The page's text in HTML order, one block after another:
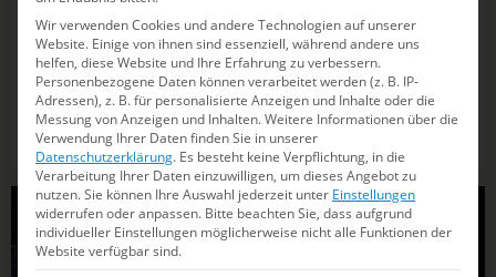
München
Klasse Stimmung bei der JEM in der Olympia-
Schwimmhalle: Warum die Bundestrainerin beim Auftritt
des DSV-Teams sogar die Becker-Faust auspackte.
SYNCHRONSCHWIMMEN
Wir verwenden Cookies und andere Technologien auf unserer
Website. Einige von ihnen sind essenziell, während andere uns
helfen, diese Website und Ihre Erfahrung zu verbessern.
Personenbezogene Daten können verarbeitet werden (z. B. IP-
Adressen), z. B. für personalisierte Anzeigen und Inhalte oder die
Messung von Anzeigen und Inhalten.Weitere Informationen über die
Verwendung Ihrer Daten finden Sie in unserer
Datenschutzerklärung. Es besteht keine Verpflichtung, in die
Verarbeitung Ihrer Daten einzuwilligen, um dieses Angebot zu
nutzen.Sie können Ihre Auswahl jederzeit unter Einstellungen
widerrufen oder anpassen. Bitte beachten Sie, dass aufgrund
individueller Einstellungen möglicherweise nicht alle Funktionen der
Website verfügbar sind.